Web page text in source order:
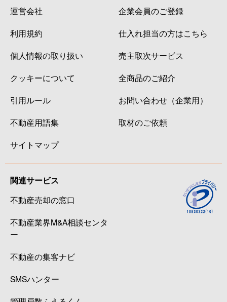
運営会社
利用規約
個人情報の取り扱い
クッキーについて
引用ルール
不動産用語集
サイトマップ
企業会員のご登録
仕入れ担当の方はこちら
売主取次サービス
全商品のご紹介
お問い合わせ（企業用）
取材のご依頼
関連サービス
不動産売却の窓口
不動産業界M&A相談センタ
ー
不動産の集客ナビ
SMSハンター